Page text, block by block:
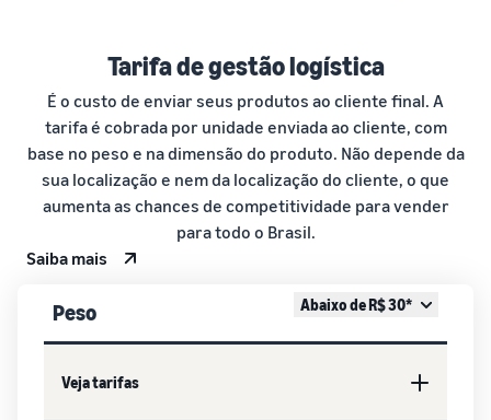
Tarifa de gestão logística
É o custo de enviar seus produtos ao cliente final. A
tarifa é cobrada por unidade enviada ao cliente, com
base no peso e na dimensão do produto. Não depende da
sua localização e nem da localização do cliente, o que
aumenta as chances de competitividade para vender
para todo o Brasil.
Saiba mais
Peso Abaixo de R$ 30*
Veja tarifas